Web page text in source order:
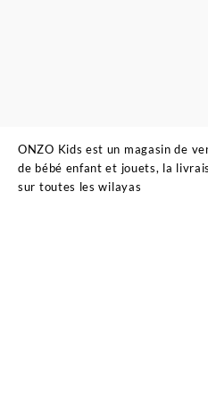
ONZO Kids est un magasin de
de bébé enfant et jouets, la
sur toutes les wilayas